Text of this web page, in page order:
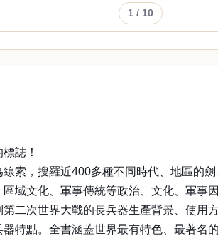
1 / 10
誌！
索，搜羅近400多種不同時代、地區的
域文化、軍事傳統等政治、文化、軍事因
二次世界大戰的長兵器生產背景、使用
特點。全書涵蓋世界最有特色、最著